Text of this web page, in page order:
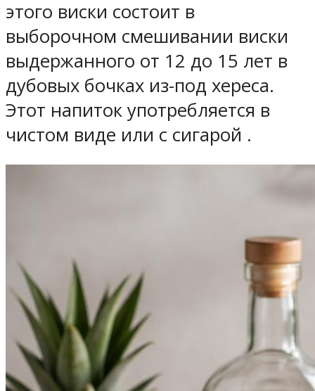
этого виски состоит в
выборочном смешивании виски
выдержанного от 12 до 15 лет в
дубовых бочках из-под хереса.
Этот напиток употребляется в
чистом виде или с сигарой .